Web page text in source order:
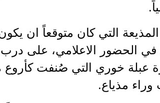
التي كان متوقعاً ان
في الحضور الاعلامي، على
عبلة خوري التي صُنفت
مذياع.